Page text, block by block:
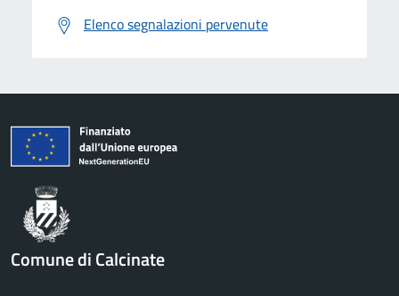
Elenco segnalazioni pervenute
Comune di Calcinate